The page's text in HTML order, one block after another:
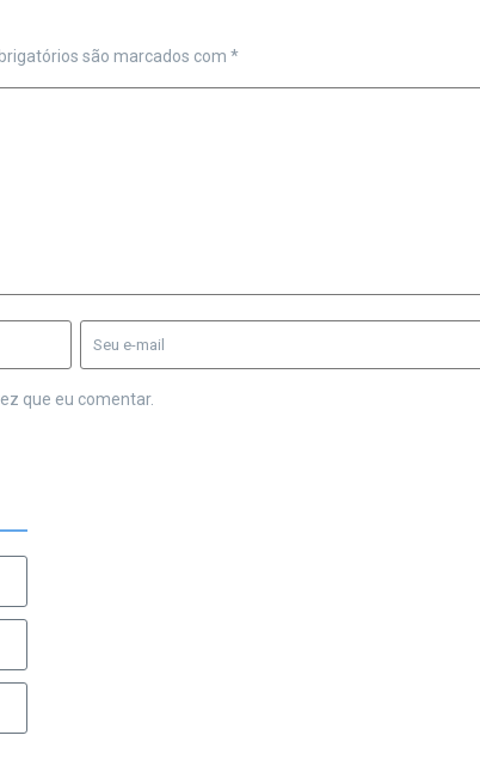
são marcados com *
que eu comentar.